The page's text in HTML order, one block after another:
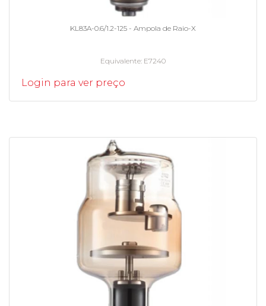
KL83A-0.6/1.2-125 - Ampola de Raio-X
Equivalente E7240
Login para ver preço